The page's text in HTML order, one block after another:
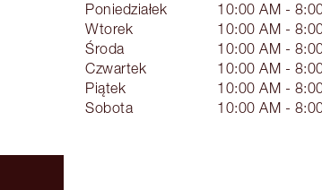
Poniedziałek
10:00 AM -
Wtorek
10:00 AM -
Środa
10:00 AM -
Czwartek
10:00 AM -
Piątek
10:00 AM -
Sobota
10:00 AM -